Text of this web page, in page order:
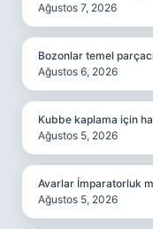
Ağustos 7, 2026
Bozonlar temel
Ağustos 6, 2026
Kubbe kaplama için
Ağustos 5, 2026
Avarlar İmparatorluk
Ağustos 5, 2026